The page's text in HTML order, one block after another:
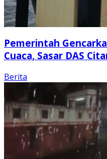
Pemerintah
Cuaca, Sasar DAS
Berita